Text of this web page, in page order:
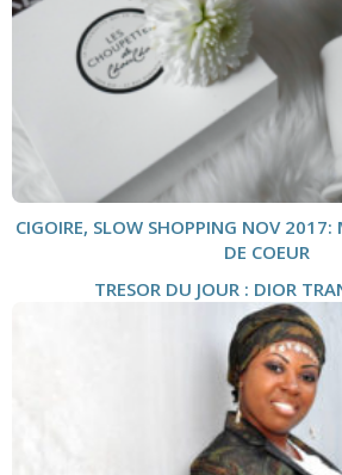
CIGOIRE, SLOW SHOPPING NOV 2017:
DE COEUR
TRESOR DU JOUR : DIOR